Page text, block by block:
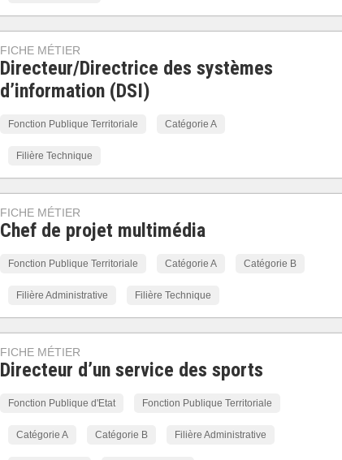
FICHE MÉTIER
Directeur/Directrice des systèmes
d’information (DSI)
Fonction Publique Territoriale Catégorie A
Filière Technique
FICHE MÉTIER
Chef de projet multimédia
Fonction Publique Territoriale Catégorie A Catégorie B
Filière Administrative Filière Technique
FICHE MÉTIER
Directeur d’un service des sports
Fonction Publique d'Etat Fonction Publique Territoriale
Catégorie A Catégorie B Filière Administrative